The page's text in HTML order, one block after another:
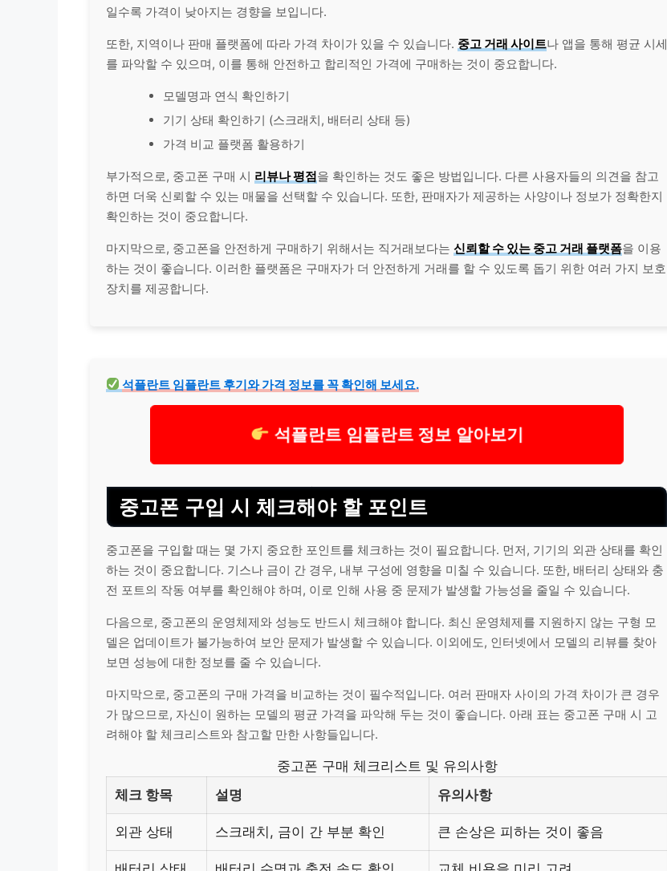
일수록 가격이 낮아지는 경향을 보입니다.
또한, 지역이나 판매 플랫폼에 따라 가격 차이가 있을 수 있습니다. 중고 거래 사이트나 앱을 통해 평균 시세
를 파악할 수 있으며, 이를 통해 안전하고 합리적인 가격에 구매하는 것이 중요합니다.
모델명과 연식 확인하기
기기 상태 확인하기 (스크래치, 배터리 상태 등)
가격 비교 플랫폼 활용하기
부가적으로, 중고폰 구매 시 리뷰나 평점을 확인하는 것도 좋은 방법입니다. 다른 사용자들의 의견을 참고
하면 더욱 신뢰할 수 있는 매물을 선택할 수 있습니다. 또한, 판매자가 제공하는 사양이나 정보가 정확한지
확인하는 것이 중요합니다.
마지막으로, 중고폰을 안전하게 구매하기 위해서는 직거래보다는 신뢰할 수 있는 중고 거래 플랫폼을 이용
하는 것이 좋습니다. 이러한 플랫폼은 구매자가 더 안전하게 거래를 할 수 있도록 돕기 위한 여러 가지 보호
장치를 제공합니다.
석플란트 임플란트 후기와 가격 정보를 꼭 확인해 보세요.
석플란트 임플란트 정보 알아보기
중고폰 구입 시 체크해야 할 포인트
중고폰을 구입할 때는 몇 가지 중요한 포인트를 체크하는 것이 필요합니다. 먼저, 기기의 외관 상태를 확인
하는 것이 중요합니다. 기스나 금이 간 경우, 내부 구성에 영향을 미칠 수 있습니다. 또한, 배터리 상태와 충
전 포트의 작동 여부를 확인해야 하며, 이로 인해 사용 중 문제가 발생할 가능성을 줄일 수 있습니다.
다음으로, 중고폰의 운영체제와 성능도 반드시 체크해야 합니다. 최신 운영체제를 지원하지 않는 구형 모
델은 업데이트가 불가능하여 보안 문제가 발생할 수 있습니다. 이외에도, 인터넷에서 모델의 리뷰를 찾아
보면 성능에 대한 정보를 줄 수 있습니다.
마지막으로, 중고폰의 구매 가격을 비교하는 것이 필수적입니다. 여러 판매자 사이의 가격 차이가 큰 경우
가 많으므로, 자신이 원하는 모델의 평균 가격을 파악해 두는 것이 좋습니다. 아래 표는 중고폰 구매 시 고
려해야 할 체크리스트와 참고할 만한 사항들입니다.
중고폰 구매 체크리스트 및 유의사항
체크 항목
설명 유의사항
외관 상태 스크래치, 금이 간 부분 확인 큰 손상은 피하는 것이 좋음